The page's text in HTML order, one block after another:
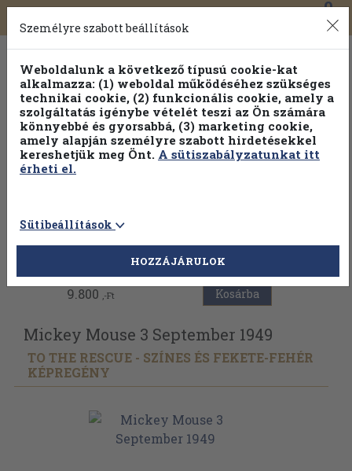
Toggle
navigation
0
Vissza az előző oldalra
9.800 ,-Ft Kosárba
Mickey Mouse 3 September 1949
TO THE RESCUE - SZÍNES ÉS FEKETE-FEHÉR
KÉPREGÉNY
Személyre szabott beállítások
Weboldalunk a következő típusú cookie-kat
alkalmazza: (1) weboldal működéséhez szükséges
technikai cookie, (2) funkcionális cookie, amely a
szolgáltatás igénybe vételét teszi az Ön számára
könnyebbé és gyorsabbá, (3) marketing cookie,
amely alapján személyre szabott hirdetésekkel
kereshetjük meg Önt. A sütiszabályzatunkat itt
érheti el.
Sütibeállítások
HOZZÁJÁRULOK